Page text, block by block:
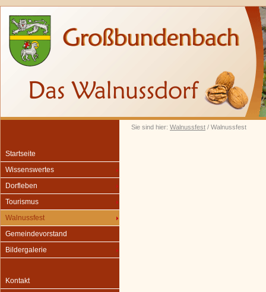
Sie sind hier: Walnussfest / Walnussfest
Startseite
Wissenswertes
Dorfleben
Tourismus
Walnussfest
Gemeindevorstand
Bildergalerie
Kontakt